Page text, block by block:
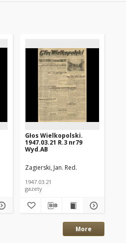
Głos Wielkopolski.
1947.03.21 R.3 nr79
Wyd.AB
Zagierski, Jan. Red.
1947.03.21
gazety
More